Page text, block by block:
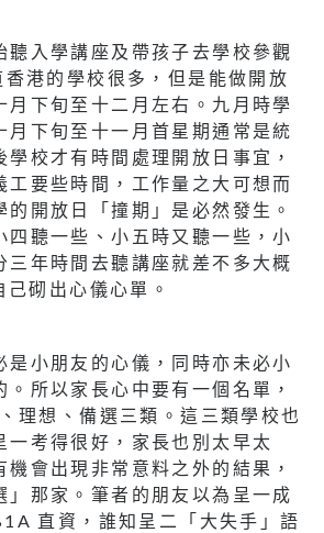
聽入學講座及帶孩子去學校參觀
港的學校很多，但是能做開放
月下旬至十二月左右。九月時學
月下旬至十一月首星期通常是統
校才有時間處理開放日事宜，
工要些時間，工作量之大可想而
開放日「撞期」是必然發生。
四聽一些、小五時又聽一些，小
三年時間去聽講座就差不多大概
砌出心儀心單。
是小朋友的心儀，同時亦未必小
。所以家長心中要有一個名單，
理想、備選三類。這三類學校也
一考得很好，家長也別太早太
機會出現非常意料之外的結果，
」那家。筆者的朋友以為呈一成
直資，誰知呈二「大失手」語